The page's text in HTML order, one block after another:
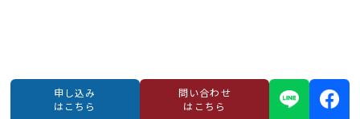
申し込み
はこちら
問い合わせ
はこちら